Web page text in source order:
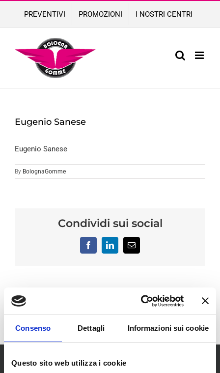
Consenso Dettagli Informazioni sui cookie
Questo sito web utilizza i cookie
content
PREVENTIVI PROMOZIONI I NOSTRI CENTRI
Eugenio Sanese
Eugenio Sanese
By BolognaGomme
Condividi sui social
FacebookLinkedInEmail